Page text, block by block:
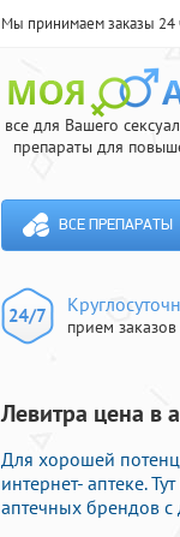
Мы принимаем заказы 24
все для Вашего
препараты для
ВСЕ ПРЕПАРАТЫ
прием заказов
Левитра цена в
Для хорошей
интернет- аптеке.
аптечных брендов с